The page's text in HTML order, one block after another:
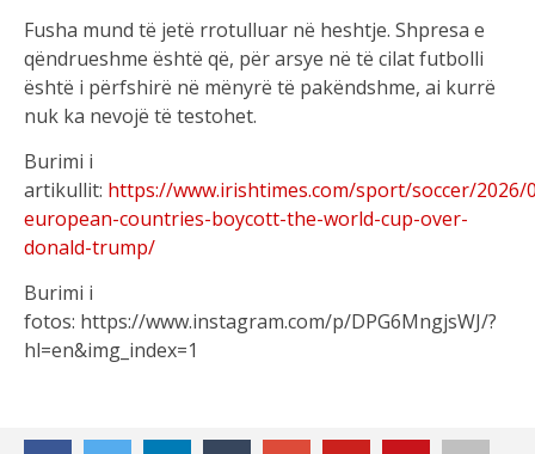
Fusha mund të jetë rrotulluar në heshtje. Shpresa e
qëndrueshme është që, për arsye në të cilat futbolli
është i përfshirë në mënyrë të pakëndshme, ai kurrë
nuk ka nevojë të testohet.
Burimi i
artikullit: https://www.irishtimes.com/sport/soccer/2026/
european-countries-boycott-the-world-cup-over-
donald-trump/
Burimi i
fotos: https://www.instagram.com/p/DPG6MngjsWJ/?
hl=en&img_index=1